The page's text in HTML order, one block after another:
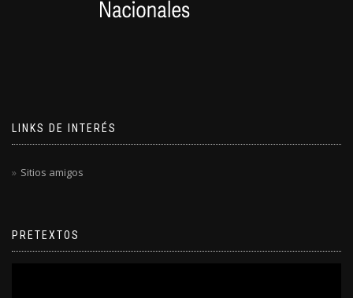
LINKS DE INTERÉS
Sitios amigos
PRETEXTOS